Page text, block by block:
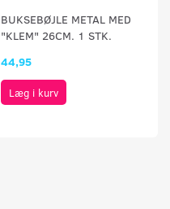
BUKSEBØJLE METAL MED
"KLEM" 26CM. 1 STK.
44,95
Læg i kurv